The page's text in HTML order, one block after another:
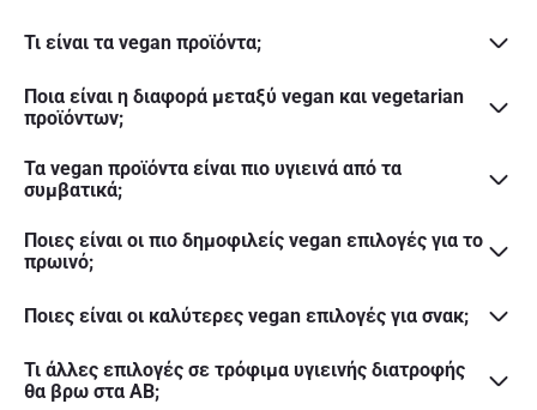
Τι είναι τα vegan προϊόντα;
Ποια είναι η διαφορά μεταξύ vegan και vegetarian
προϊόντων;
Τα vegan προϊόντα είναι πιο υγιεινά από τα
συμβατικά;
Ποιες είναι οι πιο δημοφιλείς vegan επιλογές για το
πρωινό;
Ποιες είναι οι καλύτερες vegan επιλογές για σνακ;
Τι άλλες επιλογές σε τρόφιμα υγιεινής διατροφής
θα βρω στα ΑΒ;